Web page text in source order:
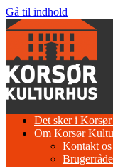
Gå til indhold
Det sker i
Om Korsør
Kontakt os